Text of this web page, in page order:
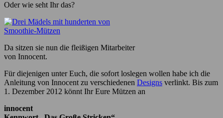
Oder wie seht Ihr das?
Da sitzen sie nun die fleißigen Mitarbeiter
von Innocent.
Für diejenigen unter Euch, die sofort loslegen wollen habe ich die
Anleitung von Innocent zu verschiedenen Designs verlinkt. Bis zum
1. Dezember 2012 könnt Ihr Eure Mützen an
innocent